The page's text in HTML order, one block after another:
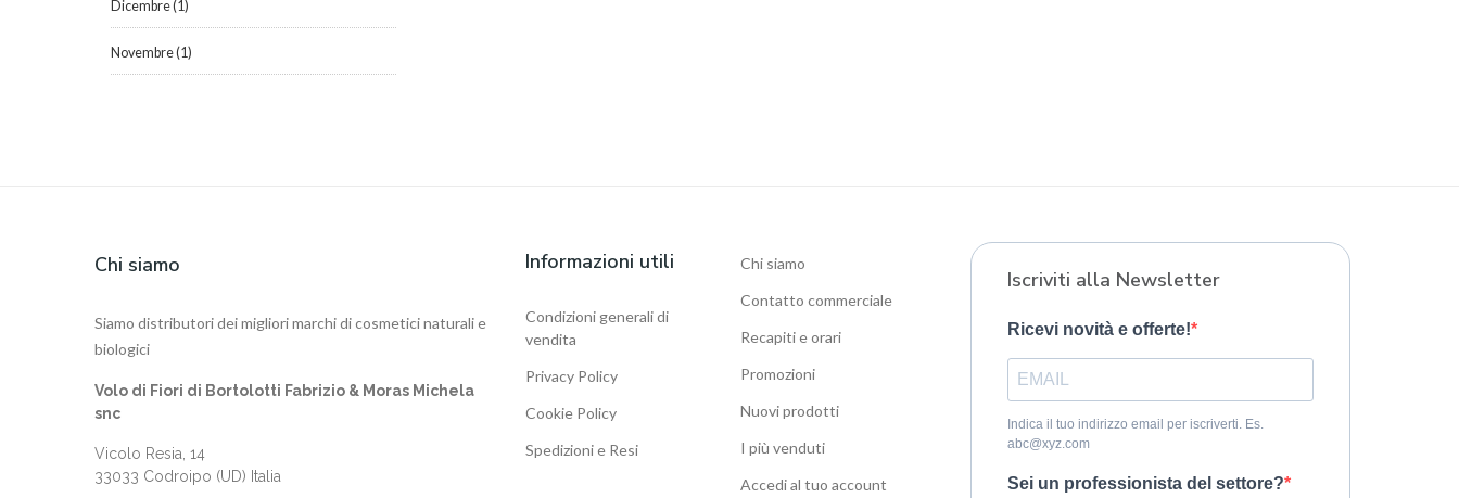
Dicembre(1)
Novembre(1)
Chi siamo
Siamo distributori dei migliori marchi di cosmetici naturali e
biologici
Volo di Fiori di Bortolotti Fabrizio & Moras Michela
snc
Vicolo Resia, 14
33033 Codroipo (UD) Italia
Informazioni utili
Condizioni generali di
vendita
Privacy Policy
Cookie Policy
Spedizioni e Resi
Chi siamo
Contatto commerciale
Recapiti e orari
Promozioni
Nuovi prodotti
I più venduti
Accedi al tuo account
Iscriviti alla Newsletter
Ricevi novità e offerte!
Indica il tuo indirizzo email per iscriverti. Es.
abc@xyz.com
Sei un professionista del settore?